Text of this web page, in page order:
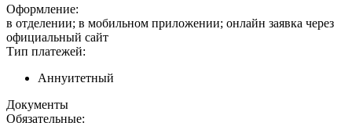
Оформление:
в отделении; в мобильном приложении; онлайн заявка через
официальный сайт
Тип платежей:
Аннуитетный
Документы
Обязательные: